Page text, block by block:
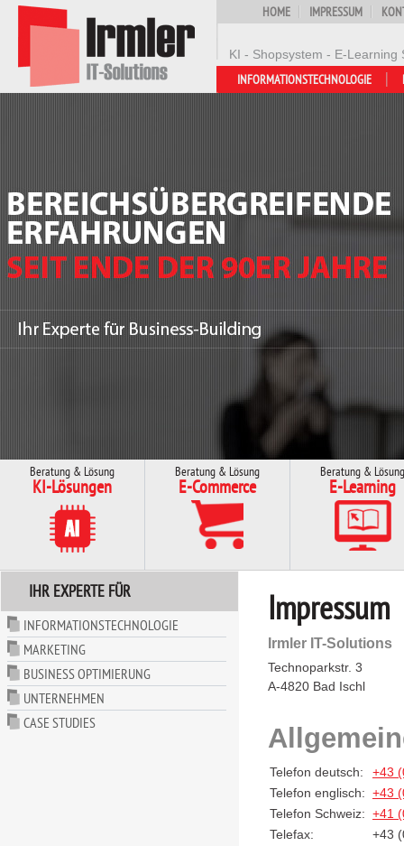
KI - Shopsystem - E-
HOME IMPRESSUM
INFORMATIONSTECHNOLOGIE
Beratung & Lösung
KI-Lösungen
Beratung & Lösung
E-Commerce
Beratung & Lösung
E-Learning
IHR EXPERTE FÜR
INFORMATIONSTECHNOLOGIE
MARKETING
BUSINESS OPTIMIERUNG
UNTERNEHMEN
CASE STUDIES
Impressum
Irmler IT-Solutions
Technoparkstr. 3
A-4820 Bad Ischl
Telefon deutsch:
+43
Telefon englisch: +43
Telefon Schweiz: +41
Telefax:
+43